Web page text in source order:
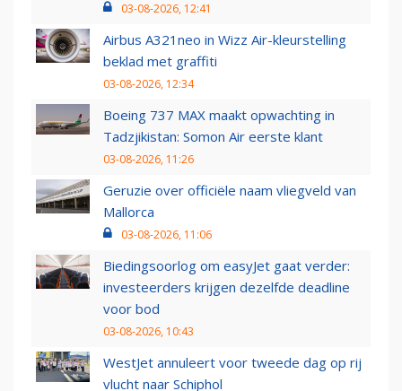
03-08-2026, 12:41
Airbus A321neo in Wizz Air-kleurstelling
beklad met graffiti
03-08-2026, 12:34
Boeing 737 MAX maakt opwachting in
Tadzjikistan: Somon Air eerste klant
03-08-2026, 11:26
Geruzie over officiële naam vliegveld van
Mallorca
03-08-2026, 11:06
Biedingsoorlog om easyJet gaat verder:
investeerders krijgen dezelfde deadline
voor bod
03-08-2026, 10:43
WestJet annuleert voor tweede dag op rij
vlucht naar Schiphol